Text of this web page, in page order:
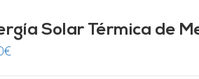
Solar Térmica de
€